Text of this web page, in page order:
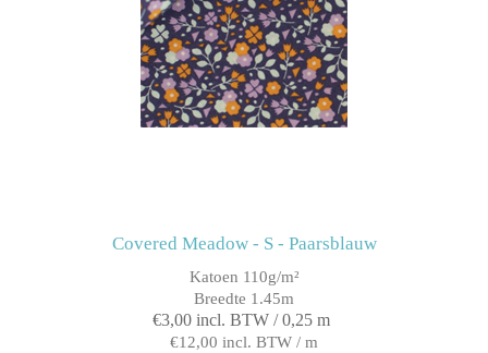
Covered Meadow - S - Paarsblauw
Katoen 110g/m²
Breedte 1.45m
€3,00 incl. BTW / 0,25 m
€12,00 incl. BTW / m